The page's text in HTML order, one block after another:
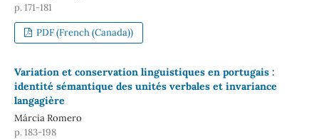
p. 171-181
PDF (French (Canada))
Variation et conservation linguistiques en portugais :
identité sémantique des unités verbales et invariance
langagière
Márcia Romero
p. 183-198